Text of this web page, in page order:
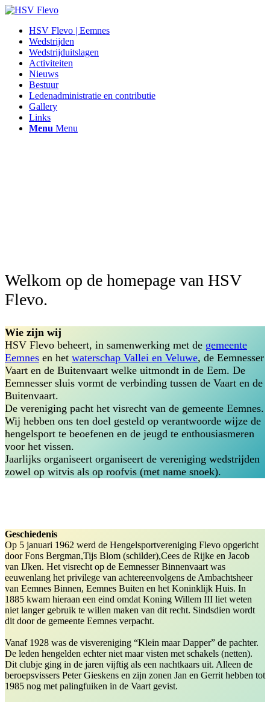
HSV Flevo | Eemnes
Wedstrijden
Wedstrijduitslagen
Activiteiten
Nieuws
Bestuur
Ledenadministratie en contributie
Gallery
Links
Menu Menu
Welkom op de homepage van HSV
Flevo.
Wie zijn wij
HSV Flevo beheert, in samenwerking met de gemeente
Eemnes en het waterschap Vallei en Veluwe, de Eemnesser
Vaart en de Buitenvaart welke uitmondt in de Eem. De
Eemnesser sluis vormt de verbinding tussen de Vaart en de
Buitenvaart.
De vereniging pacht het visrecht van de gemeente Eemnes.
Wij hebben ons ten doel gesteld op verantwoorde wijze de
hengelsport te beoefenen en de jeugd te enthousiasmeren
voor het vissen.
Jaarlijks organiseert organiseert de vereniging wedstrijden
zowel op witvis als op roofvis (met name snoek).
Geschiedenis
Op 5 januari 1962 werd de Hengelsportvereniging Flevo opgericht
door Fons Bergman,Tijs Blom (schilder),Cees de Rijke en Jacob
van IJken. Het visrecht op de Eemnesser Binnenvaart was
eeuwenlang het privilege van achtereenvolgens de Ambachtsheer
van Eemnes Binnen, Eemnes Buiten en het Koninklijk Huis. In
1885 kwam hieraan een eind omdat Koning Willem III liet weten
niet langer gebruik te willen maken van dit recht. Sindsdien wordt
dit door de gemeente Eemnes verpacht.
Vanaf 1928 was de visvereniging “Klein maar Dapper” de pachter.
De leden hengelden echter niet maar visten met schakels (netten).
Dit clubje ging in de jaren vijftig als een nachtkaars uit. Alleen de
beroepsvissers Peter Gieskens en zijn zonen Jan en Gerrit hebben tot
1985 nog met palingfuiken in de Vaart gevist.